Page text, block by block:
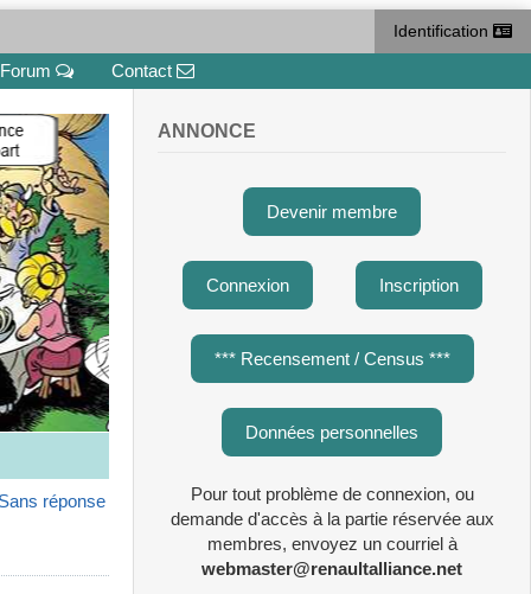
Identification
Forum Contact
réponse
ANNONCE
Devenir membre
Connexion Inscription
*** Recensement / Census ***
Données personnelles
Pour tout problème de connexion, ou
demande d'accès à la partie réservée aux
membres, envoyez un courriel à
webmaster@renaultalliance.net